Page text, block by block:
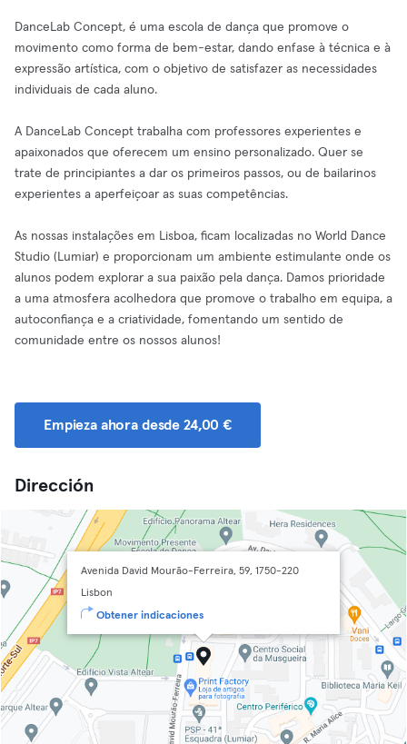
DanceLab Concept, é uma escola de dança que promove o
movimento como forma de bem-estar, dando enfase à técnica e à
expressão artística, com o objetivo de satisfazer as necessidades
individuais de cada aluno.
A DanceLab Concept trabalha com professores experientes e
apaixonados que oferecem um ensino personalizado. Quer se
trate de principiantes a dar os primeiros passos, ou de bailarinos
experientes a aperfeiçoar as suas competências.
As nossas instalações em Lisboa, ficam localizadas no World Dance
Studio (Lumiar) e proporcionam um ambiente estimulante onde os
alunos podem explorar a sua paixão pela dança. Damos prioridade
a uma atmosfera acolhedora que promove o trabalho em equipa, a
autoconfiança e a criatividade, fomentando um sentido de
comunidade entre os nossos alunos!
Empieza ahora desde 24,00 €
Dirección
Avenida David Mourão-Ferreira, 59, 1750-220
Lisbon
Obtener indicaciones